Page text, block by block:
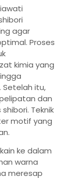
agar
Proses
kimia yang
itu,
dan
Teknik
motif yang
ke dalam
warna
meresap